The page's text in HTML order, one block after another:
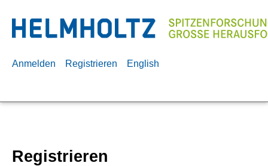
Anmelden Registrieren English
Registrieren